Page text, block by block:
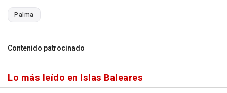
Palma
Contenido patrocinado
Lo más leído en Islas Baleares